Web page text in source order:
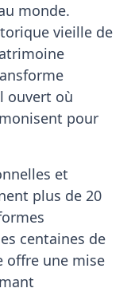
monde.
vieille de
ouvert où
pour
et
plus de 20
centaines de
offre une mise